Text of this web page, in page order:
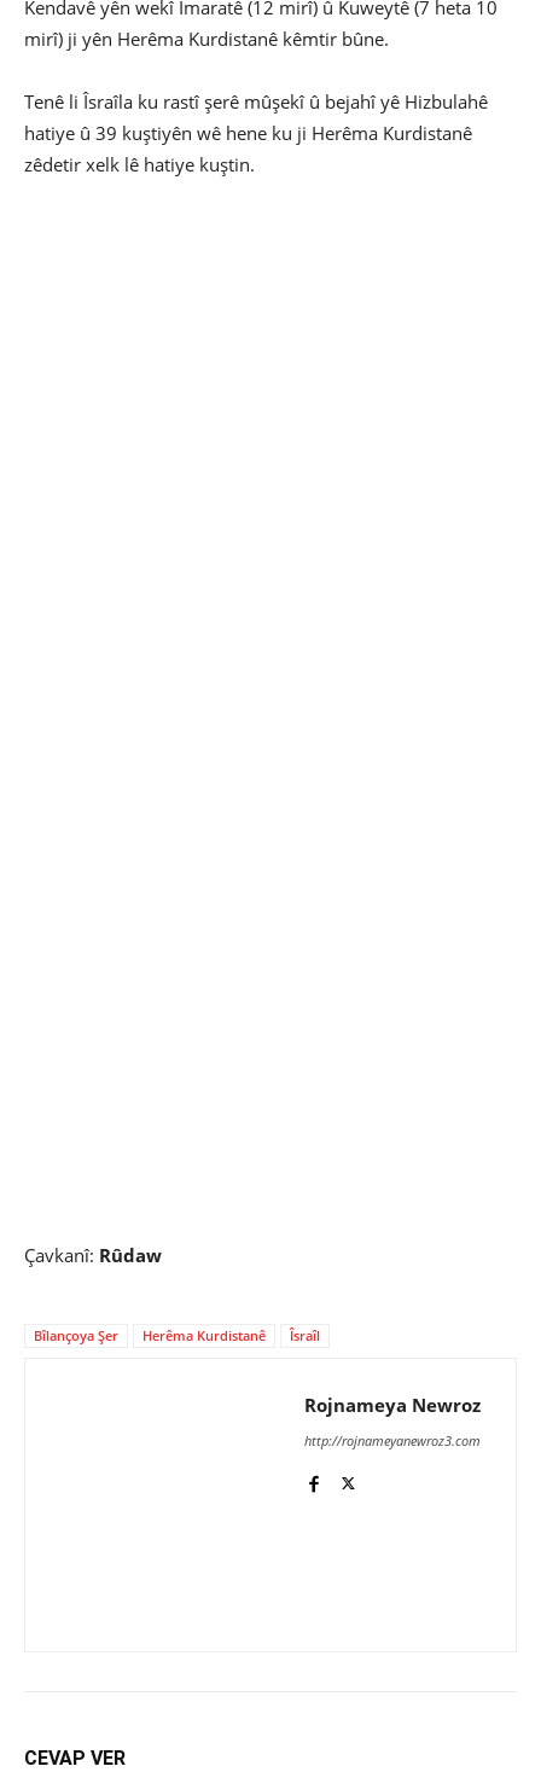
Kendavê yên wekî Îmaratê (12 mirî) û Kuweytê (7 heta 10
mirî) ji yên Herêma Kurdistanê kêmtir bûne.
Tenê li Îsraîla ku rastî şerê mûşekî û bejahî yê Hizbulahê
hatiye û 39 kuştiyên wê hene ku ji Herêma Kurdistanê
zêdetir xelk lê hatiye kuştin.
Çavkanî: Rûdaw
Bîlançoya Şer Herêma Kurdistanê Îsraîl
Rojnameya Newroz
http://rojnameyanewroz3.com
CEVAP VER